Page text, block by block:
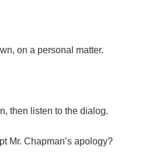
on a personal matter.
then listen to the dialog.
Mr. Chapman’s apology?